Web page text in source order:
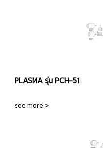
PLASMA รุ่น PCH-51
see more >